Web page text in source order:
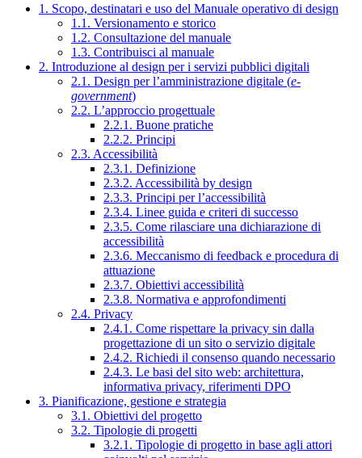
1. Scopo, destinatari e uso del Manuale operativo di design
1.1. Versionamento e storico
1.2. Consultazione del manuale
1.3. Contribuisci al manuale
2. Introduzione al design per i servizi pubblici digitali
2.1. Design per l’amministrazione digitale (e-
government)
2.2. L’approccio progettuale
2.2.1. Buone pratiche
2.2.2. Principi
2.3. Accessibilità
2.3.1. Definizione
2.3.2. Accessibilità by design
2.3.3. Principi per l’accessibilità
2.3.4. Linee guida e criteri di successo
2.3.5. Come rilasciare una dichiarazione di
accessibilità
2.3.6. Meccanismo di feedback e procedura di
attuazione
2.3.7. Obiettivi accessibilità
2.3.8. Normativa e approfondimenti
2.4. Privacy
2.4.1. Come rispettare la privacy sin dalla
progettazione di un sito o servizio digitale
2.4.2. Richiedi il consenso quando necessario
2.4.3. Le basi del sito web: architettura,
informativa privacy, riferimenti DPO
3. Pianificazione, gestione e strategia
3.1. Obiettivi del progetto
3.2. Tipologie di progetti
3.2.1. Tipologie di progetto in base agli attori